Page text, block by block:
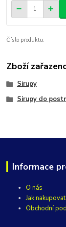
Číslo produktu:
Zboží
Sirupy
Sirupy do
Informace
O nás
Jak nakupovat
Obchodní